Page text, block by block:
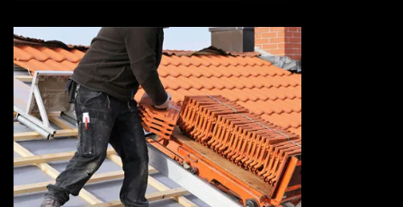
Devis réparation de toiture 73
Savoie